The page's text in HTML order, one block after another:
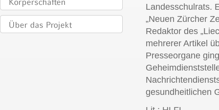
Landesschulrats.
„Neuen Zürcher
Redaktor des
mehrerer Artikel
Presseorgane
gesundheitlichen